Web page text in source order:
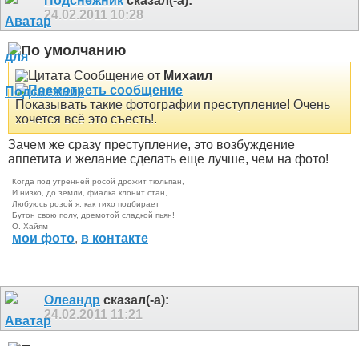
24.02.2011 10:28
Сообщение от Михаил
Показывать такие фотографии преступление! Очень
хочется всё это съесть!.
Зачем же сразу преступление, это возбуждение
аппетита и желание сделать еще лучше, чем на фото!
Когда под утренней росой дрожит тюльпан,
И низко, до земли, фиалка клонит стан,
Любуюсь розой я: как тихо подбирает
Бутон свою полу, дремотой сладкой пьян!
О. Хайям
мои фото, в контакте
Олеандр сказал(-а):
24.02.2011 11:21